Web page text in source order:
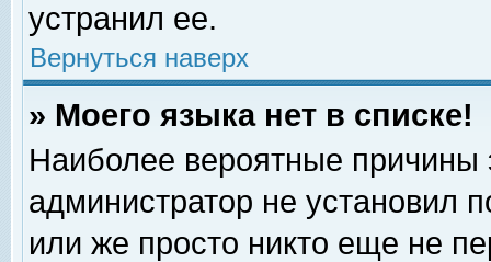
устранил ее.
Вернуться наверх
» Моего языка нет в списке!
Наиболее вероятные причины
администратор не установил
или же просто никто еще не